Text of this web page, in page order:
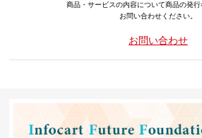
商品・サービスの内容について商品の発
お問い合わせください。
お問い合わせ